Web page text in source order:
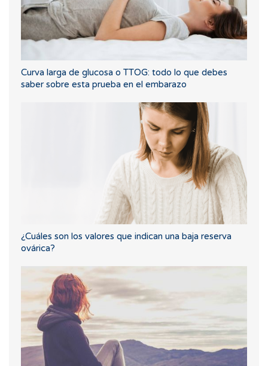
Curva larga de glucosa o TTOG: todo lo que debes
saber sobre esta prueba en el embarazo
¿Cuáles son los valores que indican una baja reserva
ovárica?